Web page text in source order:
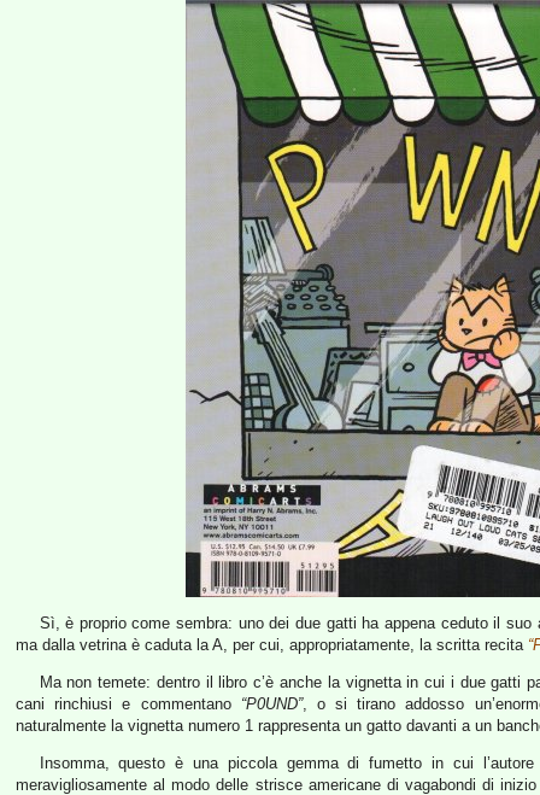
Sì, è proprio come sembra: uno dei due gatti ha appena ceduto il suo
ma dalla vetrina è caduta la A, per cui, appropriatamente, la scritta recita
Ma non temete: dentro il libro c’è anche la vignetta in cui i due gatti
cani rinchiusi e commentano “P0UND”, o si tirano addosso
naturalmente la vignetta numero 1 rappresenta un gatto davanti a un
Insomma, questo è una piccola gemma di fumetto in cui
meravigliosamente al modo delle strisce americane di vagabondi di